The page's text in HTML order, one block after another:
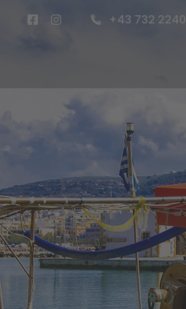
+43 732 2240